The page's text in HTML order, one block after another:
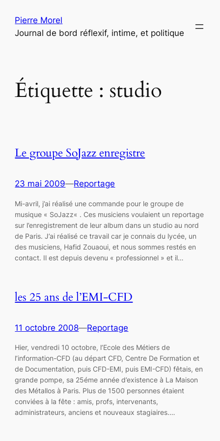
contenu
Pierre Morel
Journal de bord réflexif, intime, et politique
Étiquette : studio
Le groupe SoJazz enregistre
23 mai 2009—Reportage
Mi-avril, j’ai réalisé une commande pour le groupe de
musique « SoJazz« . Ces musiciens voulaient un reportage
sur l’enregistrement de leur album dans un studio au nord
de Paris. J’ai réalisé ce travail car je connais du lycée, un
des musiciens, Hafid Zouaoui, et nous sommes restés en
contact. Il est depuis devenu « professionnel » et il…
les 25 ans de l’EMI-CFD
11 octobre 2008—Reportage
Hier, vendredi 10 octobre, l’Ecole des Métiers de
l’information-CFD (au départ CFD, Centre De Formation et
de Documentation, puis CFD-EMI, puis EMI-CFD) fêtais, en
grande pompe, sa 25éme année d’existence à La Maison
des Métallos à Paris. Plus de 1500 personnes étaient
conviées à la fête : amis, profs, intervenants,
administrateurs, anciens et nouveaux stagiaires.…